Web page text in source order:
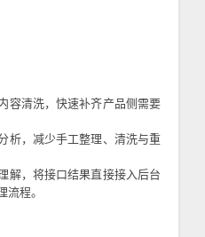
容清洗，快速补齐产品侧需要
析，减少手工整理、清洗与重
解，将接口结果直接接入后台
流程。